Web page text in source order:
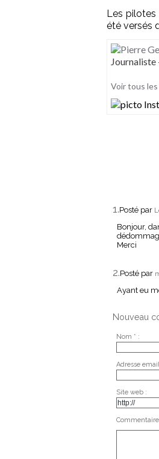
Les
été versés
Voir tous
1.Posté par
Bonjour,
Merci
2.Posté par
Ayant eu
Nouveau
Nom * :
Adresse
Site web :
Commentaire